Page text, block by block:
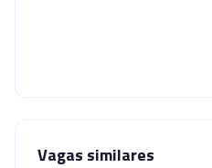
Vagas similares